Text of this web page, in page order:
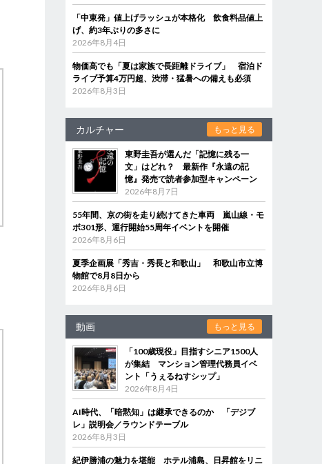
「中東発」値上げラッシュが本格化 飲食料品値上
げ、約3年ぶりの多さに
2026年8月4日
物価高でも「夏は家族で長距離ドライブ」 宿泊ド
ライブ予算4万円超、渋滞・猛暑への備えも必須
2026年8月3日
カルチャー もっと見る
東野圭吾が選んだ「記憶に残る一
文」はどれ？ 最新作『永遠の記
憶』発売で読者参加型キャンペーン
2026年8月7日
55年間、京の街を走り続けてきた車両 嵐山線・モ
ボ301形、運行開始55周年イベントを開催
2026年8月6日
夏季企画展「秀吉・秀長と和歌山」 和歌山市立博
物館で8月8日から
2026年8月6日
動画 もっと見る
「100歳現役」目指すシニア1500人
が集結 マンション管理代務員イベ
ント「うぇるねすシップ」
2026年8月4日
AI時代、「暗黙知」は継承できるのか 「デジブ
レ」説明会／ラウンドテーブル
2026年8月3日
紀伊勝浦の魅力を堪能 ホテル浦島、日昇館をリニ